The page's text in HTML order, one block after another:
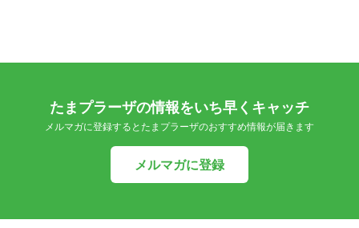
たまプラーザの情報をいち早くキャッチ
メルマガに登録するとたまプラーザのおすすめ情報が届きます
メルマガに登録